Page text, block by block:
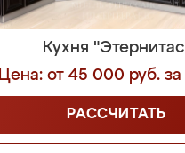
Кухня
Цена: от 45 000 руб. за
РАССЧИТАТЬ